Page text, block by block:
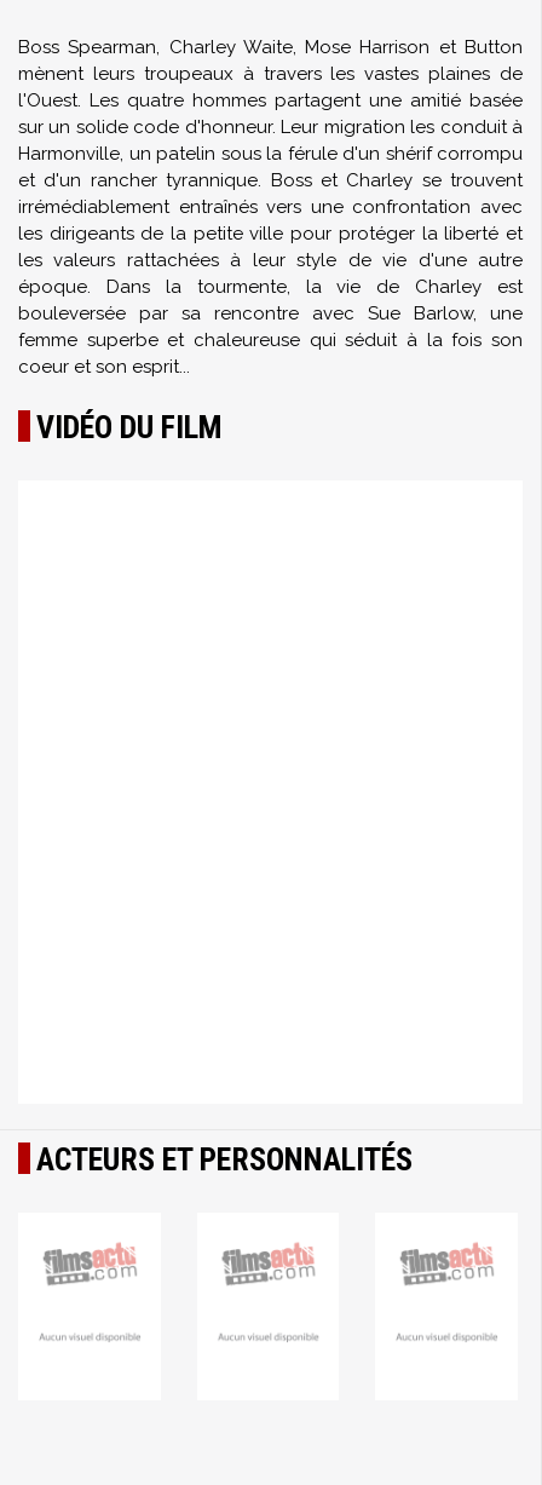
Boss Spearman, Charley Waite, Mose Harrison et Button
mènent leurs troupeaux à travers les vastes plaines de
l'Ouest. Les quatre hommes partagent une amitié basée
sur un solide code d'honneur. Leur migration les conduit à
Harmonville, un patelin sous la férule d'un shérif corrompu
et d'un rancher tyrannique. Boss et Charley se trouvent
irrémédiablement entraînés vers une confrontation avec
les dirigeants de la petite ville pour protéger la liberté et
les valeurs rattachées à leur style de vie d'une autre
époque. Dans la tourmente, la vie de Charley est
bouleversée par sa rencontre avec Sue Barlow, une
femme superbe et chaleureuse qui séduit à la fois son
coeur et son esprit...
VIDÉO DU FILM
ACTEURS ET PERSONNALITÉS